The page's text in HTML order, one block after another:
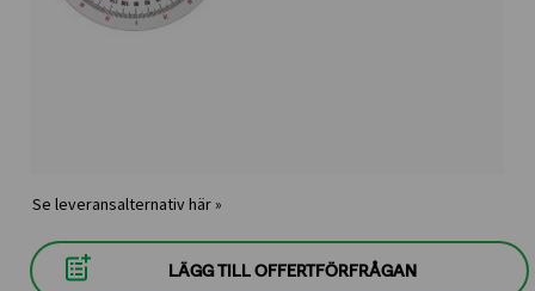
Se leveransalternativ här »
LÄGG TILL OFFERTFÖRFRÅGAN